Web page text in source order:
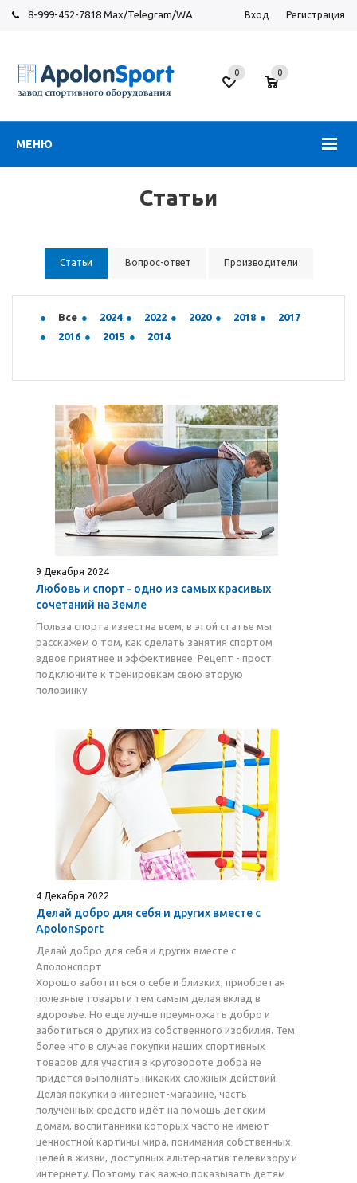
8-999-452-7818 Max/Telegram/WA Вход Регистрация
МЕНЮ
Новосибирск
ул.
0
0
Статьи
Статьи Вопрос-ответ Производители
Все 2024 2022 2020 2018
2017
2016
2015 2014
9 Декабря 2024
Любовь и спорт - одно из самых красивых
сочетаний на Земле
Польза спорта известна всем, в этой статье мы
расскажем о том, как сделать занятия спортом
вдвое приятнее и эффективнее. Рецепт - прост:
подключите к тренировкам свою вторую
половинку.
4 Декабря 2022
Делай добро для себя и других вместе с
ApolonSport
Делай добро для себя и других вместе с
Аполонспорт
Хорошо заботиться о себе и близких, приобретая
полезные товары и тем самым делая вклад в
здоровье. Но еще лучше преумножать добро и
заботиться о других из собственного изобилия. Тем
более что в случае покупки наших спортивных
товаров для участия в круговороте добра не
придется выполнять никаких сложных действий.
Делая покупки в интернет-магазине, часть
полученных средств идёт на помощь детским
домам, воспитанники которых часто не имеют
ценностной картины мира, понимания собственных
целей в жизни, доступных альтернатив телевизору и
интернету. Поэтому так важно показывать детям